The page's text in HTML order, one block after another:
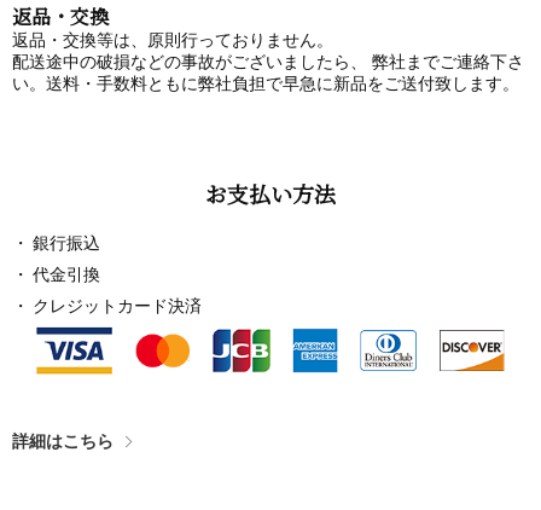
返品・交換
返品・交換等は、原則行っておりません。
配送途中の破損などの事故がございましたら、 弊社までご連絡下さ
い。送料・手数料ともに弊社負担で早急に新品をご送付致します。
お支払い方法
銀行振込
代金引換
クレジットカード決済
詳細はこちら